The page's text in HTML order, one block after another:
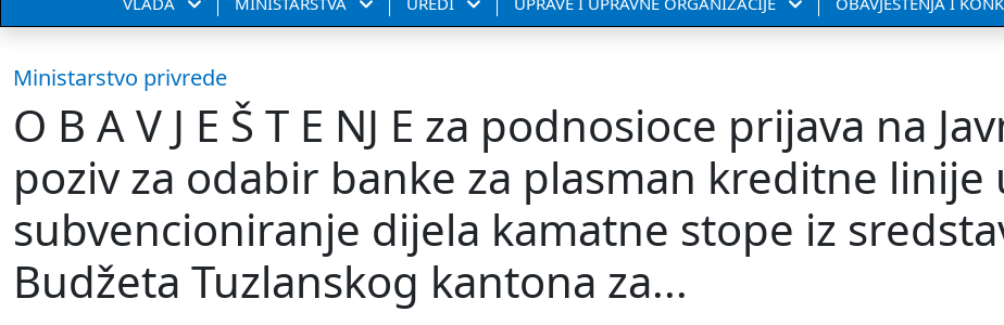
Ministarstvo privrede
O B A V J E Š T E NJ E za podnosioce prijava na
poziv za odabir banke za plasman kreditne linije
subvencioniranje dijela kamatne stope iz
Budžeta Tuzlanskog kantona za...